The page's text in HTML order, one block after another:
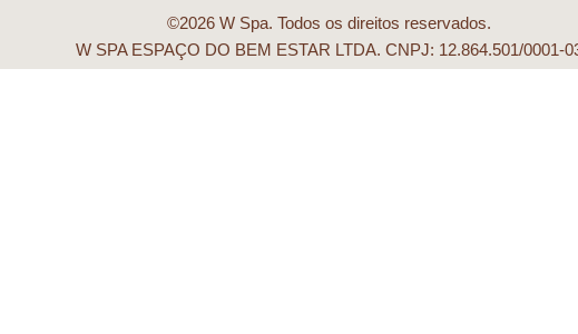
©2026 W Spa. Todos os direitos reservados.
W SPA ESPAÇO DO BEM ESTAR LTDA. CNPJ: 12.864.501/0001-